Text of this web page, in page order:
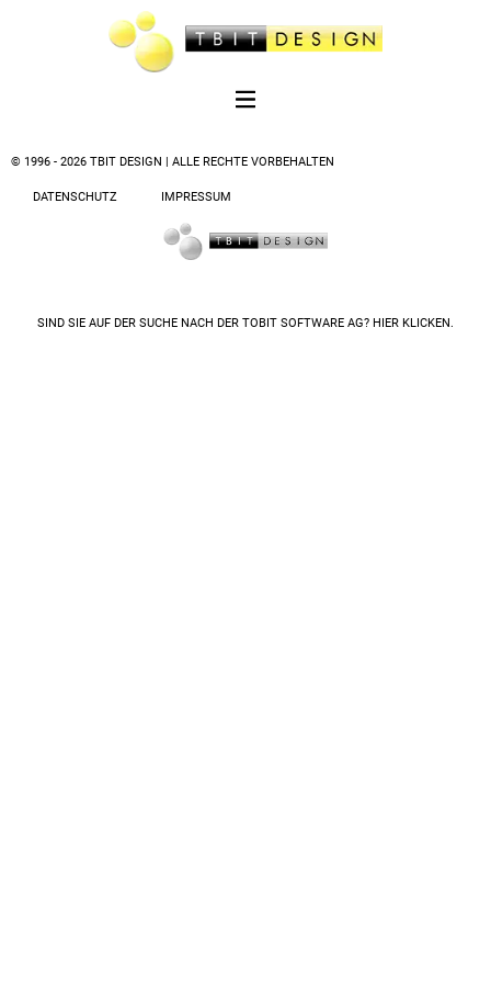
© 1996 - 2026 TBIT DESIGN | ALLE RECHTE VORBEHALTEN
DATENSCHUTZ IMPRESSUM
SIND SIE AUF DER SUCHE NACH DER TOBIT SOFTWARE AG? HIER KLICKEN.